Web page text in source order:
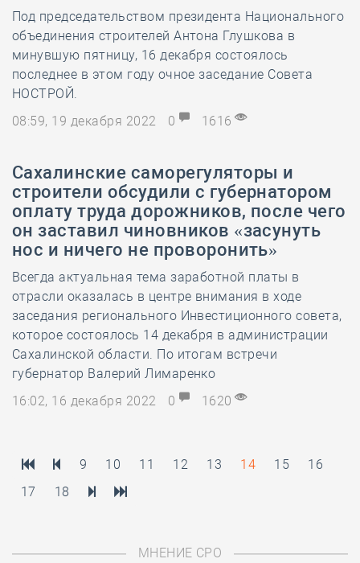
Под председательством президента Национального
объединения строителей Антона Глушкова в
минувшую пятницу, 16 декабря состоялось
последнее в этом году очное заседание Совета
НОСТРОЙ.
08:59, 19 декабря 2022
0 1616
Сахалинские саморегуляторы и
строители обсудили с губернатором
оплату труда дорожников, после чего
он заставил чиновников «засунуть
нос и ничего не проворонить»
Всегда актуальная тема заработной платы в
отрасли оказалась в центре внимания в ходе
заседания регионального Инвестиционного совета,
которое состоялось 14 декабря в администрации
Сахалинской области. По итогам встречи
губернатор Валерий Лимаренко
16:02, 16 декабря 2022
0 1620
9 10 11 12 13 14 15
16
17
18
МНЕНИЕ СРО